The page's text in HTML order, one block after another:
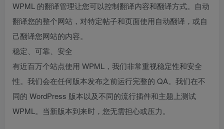
WPML 的翻译管理让您可以控制翻译内容和翻译方式。自动
翻译您的整个网站，对特定帖子和页面使用自动翻译，或自
己翻译您网站的内容。
稳定、可靠、安全
有近百万个站点使用 WPML，我们非常重视稳定性和安全
性。我们会在任何版本发布之前运行完整的 QA。我们在不
同的 WordPress 版本以及不同的流行插件和主题上测试
WPML。当新版本到来时，您无需担心或压力。